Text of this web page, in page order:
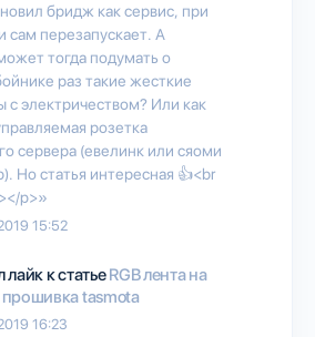
бридж как сервис, при
сам перезапускает. А
тогда подумать о
раз такие жесткие
с электричеством? Или как
розетка
сервера (евелинк или сяоми
Но статья интересная 👍<br
p>»
15:52
лайк к статьеRGB лента на
прошивка tasmota
16:23